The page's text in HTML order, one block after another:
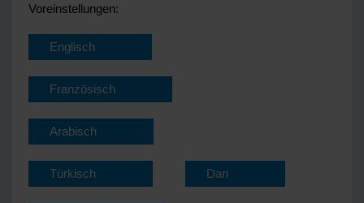
Voreinstellungen:
Englisch
Französisch
Arabisch
Türkisch Dari